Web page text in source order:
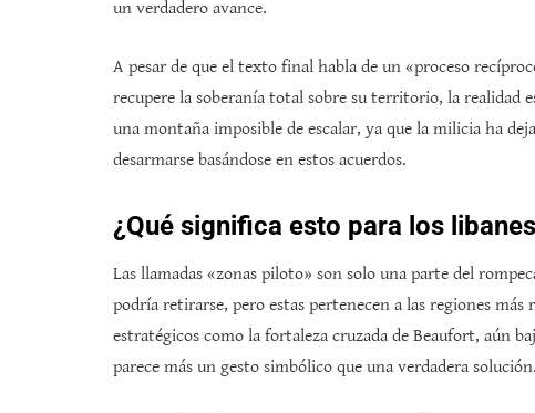
un verdadero avance.
A pesar de que el texto final habla de un «proceso
recupere la soberanía total sobre su territorio, la realidad
una montaña imposible de escalar, ya que la milicia ha
desarmarse basándose en estos acuerdos.
¿Qué significa esto para los
Las llamadas «zonas piloto» son solo una parte del
podría retirarse, pero estas pertenecen a las regiones
estratégicos como la fortaleza cruzada de Beaufort, aún
parece más un gesto simbólico que una verdadera solución.